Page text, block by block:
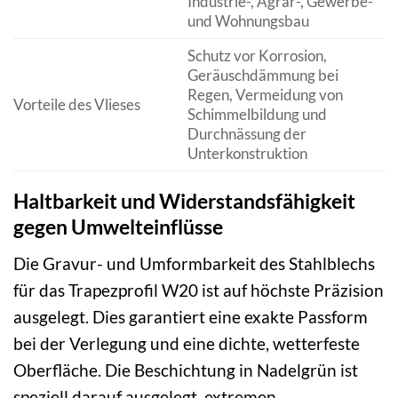
und Wohnungsbau
Vorteile des Vlieses
Schutz vor Korrosion,
Geräuschdämmung bei
Regen, Vermeidung von
Schimmelbildung und
Durchnässung der
Unterkonstruktion
Haltbarkeit und Widerstandsfähigkeit
gegen Umwelteinflüsse
Die Gravur- und Umformbarkeit des Stahlblechs
für das Trapezprofil W20 ist auf höchste Präzision
ausgelegt. Dies garantiert eine exakte Passform
bei der Verlegung und eine dichte, wetterfeste
Oberfläche. Die Beschichtung in Nadelgrün ist